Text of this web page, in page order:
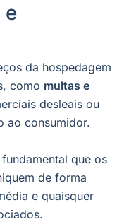
e
da hospedagem
como multas e
desleais ou
ao consumidor.
que os
de forma
e quaisquer